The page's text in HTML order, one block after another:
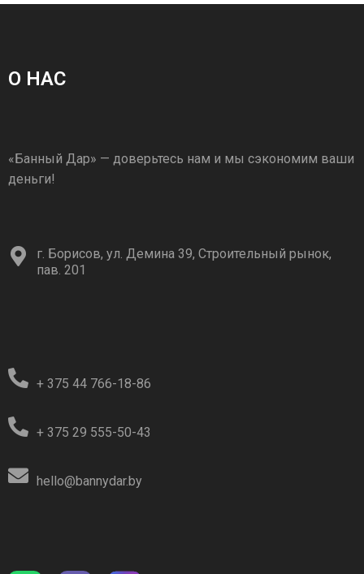
О НАС
«Банный Дар» — доверьтесь нам и мы сэкономим ваши
деньги!
г. Борисов, ул. Демина 39, Строительный рынок,
пав. 201
+ 375 44 766-18-86
+ 375 29 555-50-43
hello@bannydar.by